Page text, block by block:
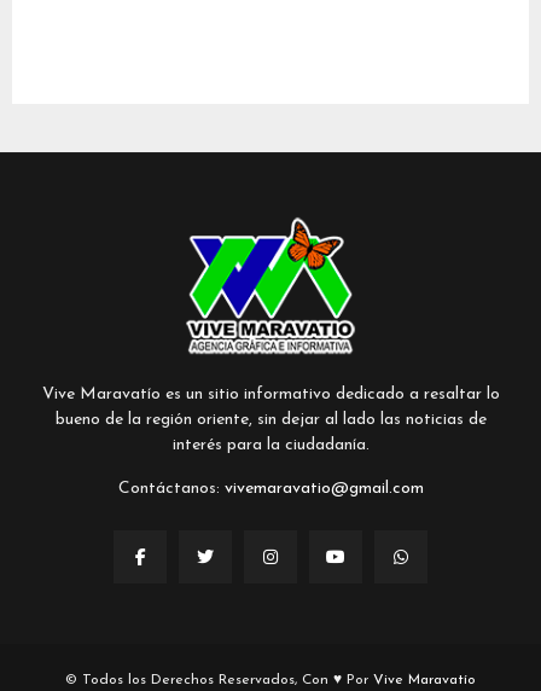
Vive Maravatío es un sitio informativo dedicado a resaltar lo
bueno de la región oriente, sin dejar al lado las noticias de
interés para la ciudadanía.
Contáctanos: vivemaravatio@gmail.com
© Todos los Derechos Reservados, Con ♥ Por Vive Maravatío